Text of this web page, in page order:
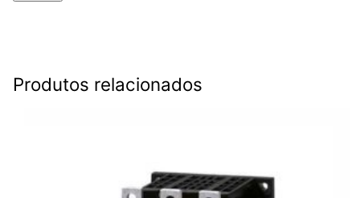
Produtos relacionados